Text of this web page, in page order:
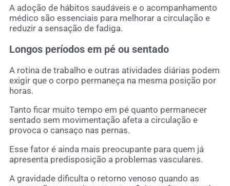
A adoção de hábitos saudáveis e o acompanhamento
médico são essenciais para melhorar a circulação e
reduzir a sensação de fadiga.
Longos períodos em pé ou sentado
A rotina de trabalho e outras atividades diárias podem
exigir que o corpo permaneça na mesma posição por
horas.
Tanto ficar muito tempo em pé quanto permanecer
sentado sem movimentação afeta a circulação e
provoca o cansaço nas pernas.
Esse fator é ainda mais preocupante para quem já
apresenta predisposição a problemas vasculares.
A gravidade dificulta o retorno venoso quando as